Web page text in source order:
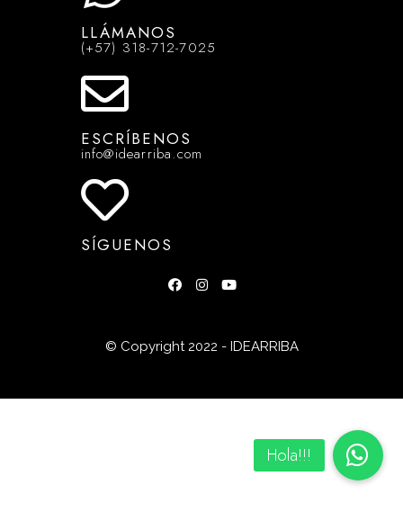
LLÁMANOS
(+57) 318-712-7025
ESCRÍBENOS
info@idearriba.com
SÍGUENOS
© Copyright 2022 - IDEARRIBA